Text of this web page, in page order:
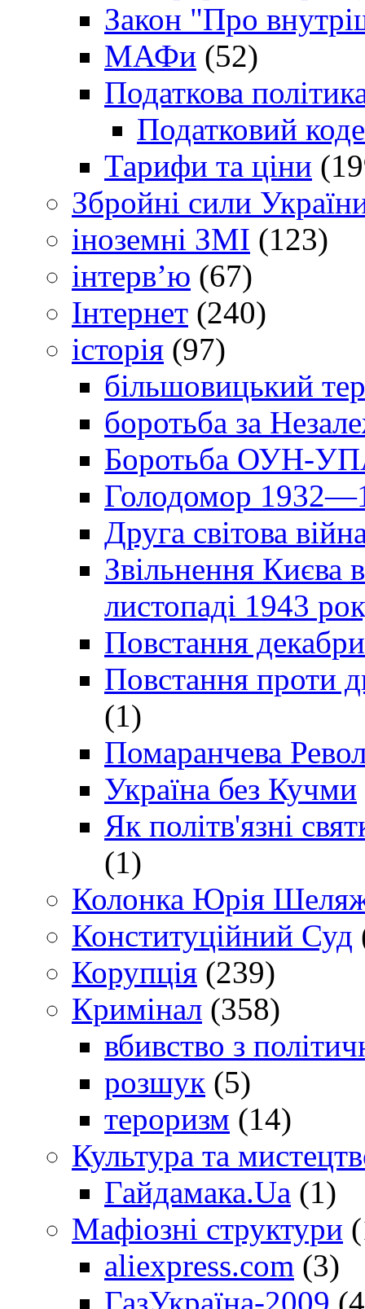
Закон "Про
МАФи (52)
Податкова
Податковий
Тарифи та ціни
Збройні сили
іноземні ЗМІ (123)
інтерв’ю (67)
Інтернет (240)
історія (97)
більшовицький
боротьба за
Боротьба ОУН-УПА
Голодомор
Друга світова
Звільнення Києва
листопаді 1943
Повстання
Повстання проти
(1)
Помаранчева
Україна без Кучми
Як політв'язні
(1)
Колонка Юрія
Конституційний Суд
Корупція (239)
Кримінал (358)
вбивство з
розшук (5)
тероризм (14)
Культура та
Гайдамака.Ua (1)
Мафіозні структури
aliexpress.com (3)
ГазУкраїна-2009